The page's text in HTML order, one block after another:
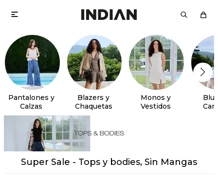

Pantalones y
Calzas
Blazers y
Chaquetas
Monos y
Vestidos
Super Sale - Tops y bodies, Sin Mangas